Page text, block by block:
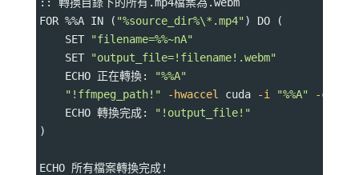
FOR %%A IN ( "%source_dir%\*.mp4" ) DO (
    SET
"filename=%%~nA"
    SET
"output_file=!filename!.webm"
    ECHO 正在轉換:
"%%A"
"!ffmpeg_path!"
-hwaccel cuda -i "%%A" -c
    ECHO 轉換完成:
"!output_file!"
)
ECHO 所有檔案轉換完成!